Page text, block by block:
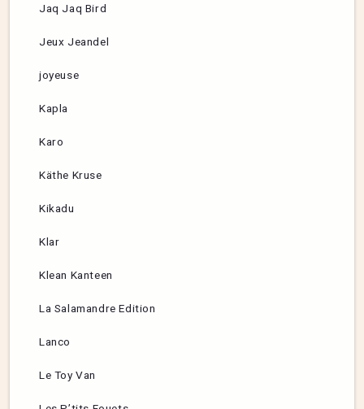
Jaq Jaq Bird
Jeux Jeandel
joyeuse
Kapla
Karo
Käthe Kruse
Kikadu
Klar
Klean Kanteen
La Salamandre Edition
Lanco
Le Toy Van